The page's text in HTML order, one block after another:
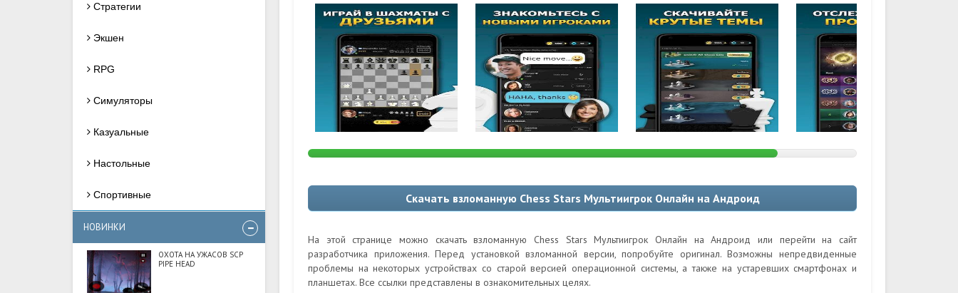
Стратегии
Экшен
RPG
Симуляторы
Казуальные
Настольные
Спортивные
НОВИНКИ
ОХОТА НА УЖАСОВ SCP
PIPE HEAD
Скачать взломанную Chess Stars Мультиигрок Онлайн на Андроид
На этой странице можно скачать взломанную Chess Stars Мультиигрок Онлайн на Андроид или перейти на сайт
разработчика приложения. Перед установкой взломанной версии, попробуйте оригинал. Возможны непредвиденные
проблемы на некоторых устройствах со старой версией операционной системы, а также на устаревших смартфонах и
планшетах. Все ссылки представлены в ознакомительных целях.